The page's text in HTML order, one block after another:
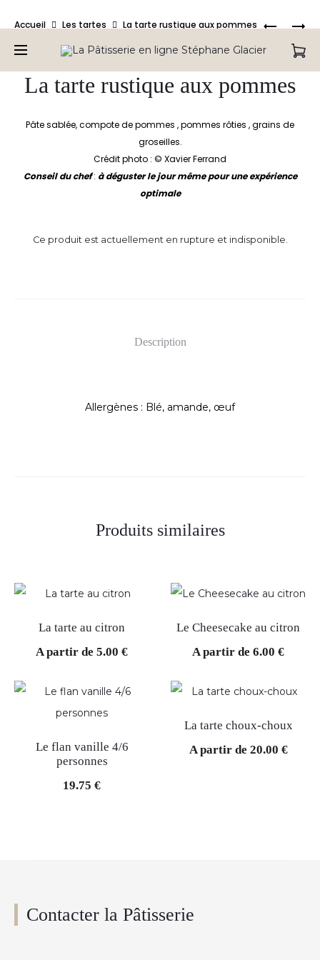
retrouvez tous nos produits.
SENTEUR
Accueil Les tartes La tarte rustique aux pommes
La tarte rustique aux pommes
Pâte sablée, compote de pommes , pommes rôties , grains de
groseilles.
Crédit photo : © Xavier Ferrand
Conseil du chef: à déguster le jour même pour une expérience
optimale
Ce produit est actuellement en rupture et indisponible.
Description
Allergènes : Blé, amande, œuf
Produits similaires
La tarte au citron
A partir de 5.00 €
Le Cheesecake au citron
A partir de 6.00 €
Le flan vanille 4/6
personnes
19.75 €
La tarte choux-choux
A partir de 20.00 €
Contacter la Pâtisserie